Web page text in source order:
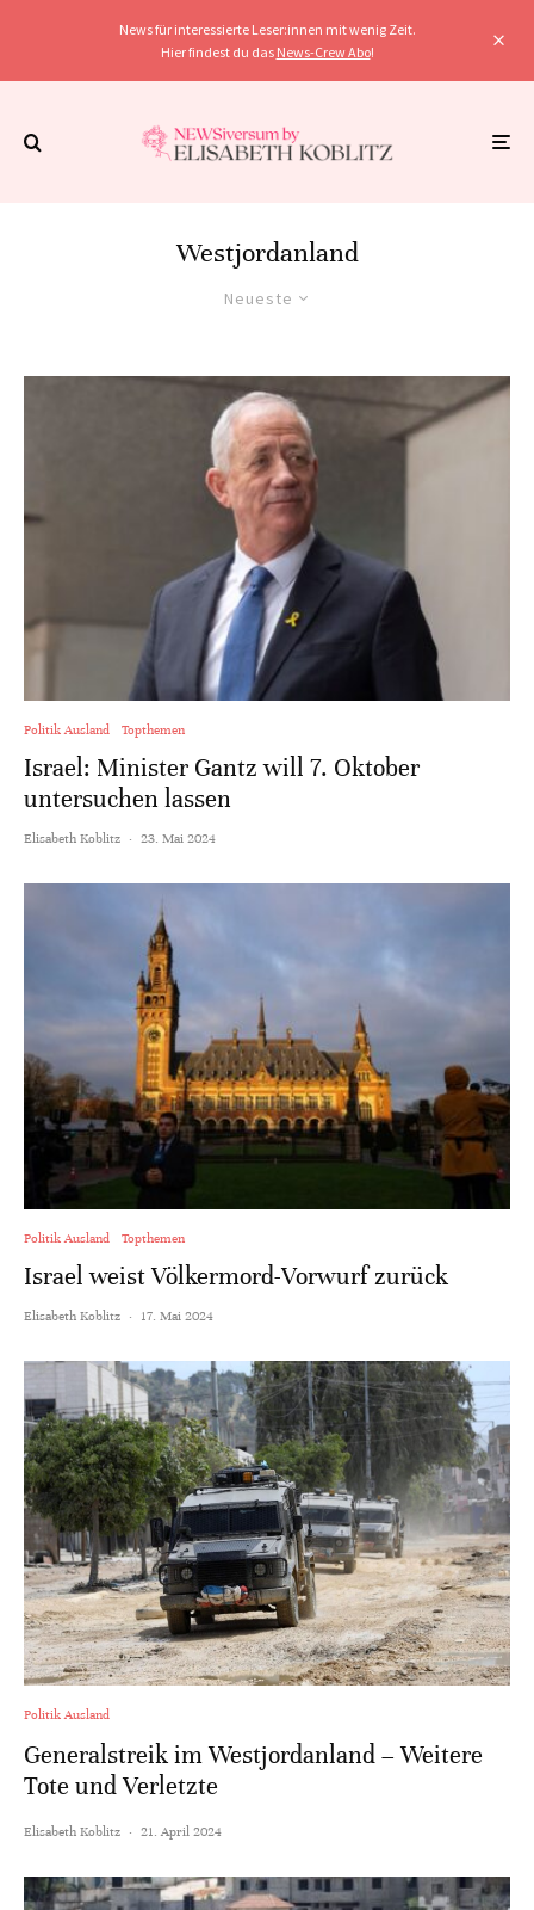
News für interessierte Leser:innen mit wenig Zeit.
Hier findest du das News-Crew Abo!
Westjordanland
Neueste
Politik Ausland Topthemen
Israel: Minister Gantz will 7. Oktober
untersuchen lassen
Elisabeth Koblitz · 23. Mai 2024
Politik Ausland Topthemen
Israel weist Völkermord-Vorwurf zurück
Elisabeth Koblitz · 17. Mai 2024
Politik Ausland
Generalstreik im Westjordanland – Weitere
Tote und Verletzte
Elisabeth Koblitz · 21. April 2024